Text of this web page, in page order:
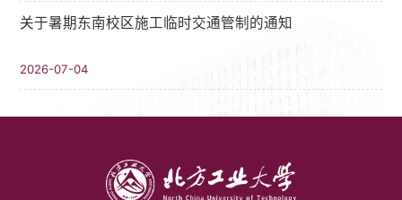
关于暑期东南校区施工临时交通管制的通知
2026-07-04